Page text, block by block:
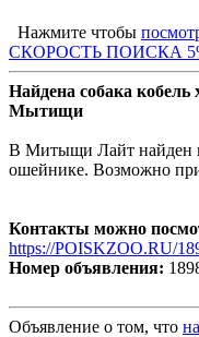
Нажмите чтобы
СКОРОСТЬ ПОИСКА
Найдена собака
Мытищи
В Митыщи Лайт найден
ошейнике. Возможно
Контакты можно
https://POISKZOO.RU/
Номер объявления:
Объявление о том, что